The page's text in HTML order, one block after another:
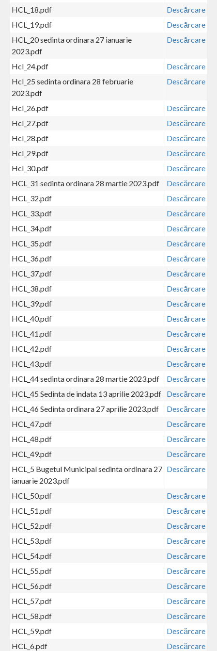
HCL_18.pdf
Descărcare
HCL_19.pdf
Descărcare
HCL_20 sedinta ordinara 27 ianuarie
2023.pdf
Descărcare
Hcl_24.pdf
Descărcare
Hcl_25 sedinta ordinara 28 februarie
2023.pdf
Descărcare
Hcl_26.pdf
Descărcare
Hcl_27.pdf
Descărcare
Hcl_28.pdf
Descărcare
Hcl_29.pdf
Descărcare
Hcl_30.pdf
Descărcare
HCL_31 sedinta ordinara 28 martie 2023.pdf
Descărcare
HCL_32.pdf
Descărcare
HCL_33.pdf
Descărcare
HCL_34.pdf
Descărcare
HCL_35.pdf
Descărcare
HCL_36.pdf
Descărcare
HCL_37.pdf
Descărcare
HCL_38.pdf
Descărcare
HCL_39.pdf
Descărcare
HCL_40.pdf
Descărcare
HCL_41.pdf
Descărcare
HCL_42.pdf
Descărcare
HCL_43.pdf
Descărcare
HCL_44 sedinta ordinara 28 martie 2023.pdf
Descărcare
HCL_45 Sedinta de indata 13 aprilie 2023.pdf
Descărcare
HCL_46 Sedinta ordinara 27 aprilie 2023.pdf
Descărcare
HCL_47.pdf
Descărcare
HCL_48.pdf
Descărcare
HCL_49.pdf
Descărcare
HCL_5 Bugetul Municipal sedinta ordinara 27
ianuarie 2023.pdf
Descărcare
HCL_50.pdf
Descărcare
HCL_51.pdf
Descărcare
HCL_52.pdf
Descărcare
HCL_53.pdf
Descărcare
HCL_54.pdf
Descărcare
HCL_55.pdf
Descărcare
HCL_56.pdf
Descărcare
HCL_57.pdf
Descărcare
HCL_58.pdf
Descărcare
HCL_59.pdf
Descărcare
HCL_6.pdf
Descărcare